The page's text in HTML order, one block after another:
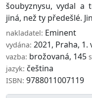
šoubyznysu, vydal
jiná, než ty předešlé.
nakladatel: Eminent
vydána: 2021, Praha, 1.
vazba: brožovaná, 145
jazyk: čeština
ISBN: 9788011007119